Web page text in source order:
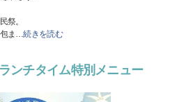
祭。
ま …続きを読む
ンチタイム特別メニュー